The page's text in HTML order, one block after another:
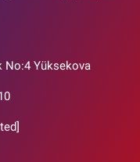
No:4 Yüksekova